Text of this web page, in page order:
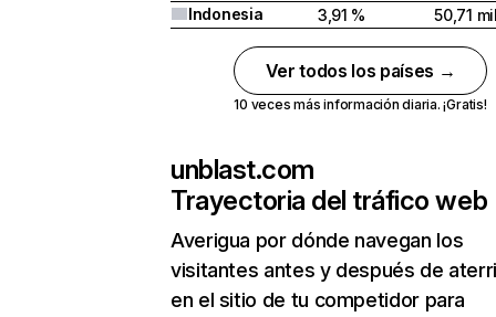
Indonesia
3,91 % 50,71
Ver todos los países →
10 veces más información diaria. ¡Gratis!
unblast.com
Trayectoria del tráfico web
Averigua por dónde navegan los
visitantes antes y después de
en el sitio de tu competidor para